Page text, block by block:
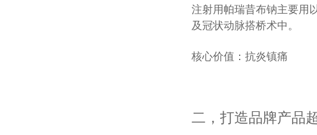
注射用帕瑞昔布钠主要用
及冠状动脉搭桥术中。
核心价值：抗炎镇痛
二，打造品牌产品